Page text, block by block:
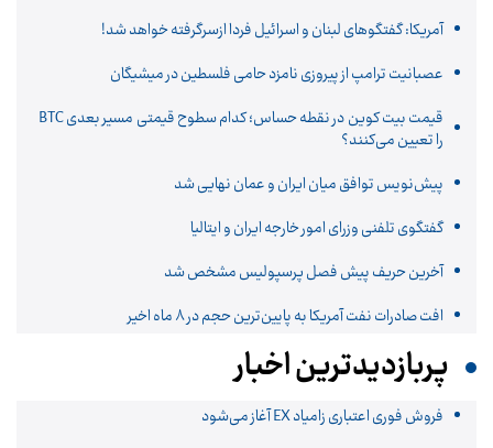
آمریکا: گفتگوهای لبنان و اسرائیل فردا ازسرگرفته خواهد شد!
عصبانیت ترامپ از پیروزی نامزد حامی فلسطین در میشیگان
قیمت بیت کوین در نقطه حساس؛ کدام سطوح قیمتی مسیر بعدی BTC
را تعیین می‌کنند؟
پیش‌نویس توافق میان ایران و عمان نهایی شد
گفتگوی تلفنی وزرای امور خارجه ایران و ایتالیا
آخرین حریف پیش فصل پرسپولیس مشخص شد
افت صادرات نفت آمریکا به پایین‌ترین حجم در ۸ ماه اخیر
پربازدیدترین اخبار
فروش فوری اعتباری زامیاد EX آغاز می‌شود